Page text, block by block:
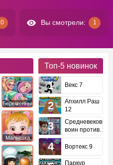
0 Вы смотрели: 1
Беременные
Малышка
Хейзел
Топ-5 новинок
Векс 7
Апхилл Раш
12
Средневековый
воин против
Вортекс 9
Паркур